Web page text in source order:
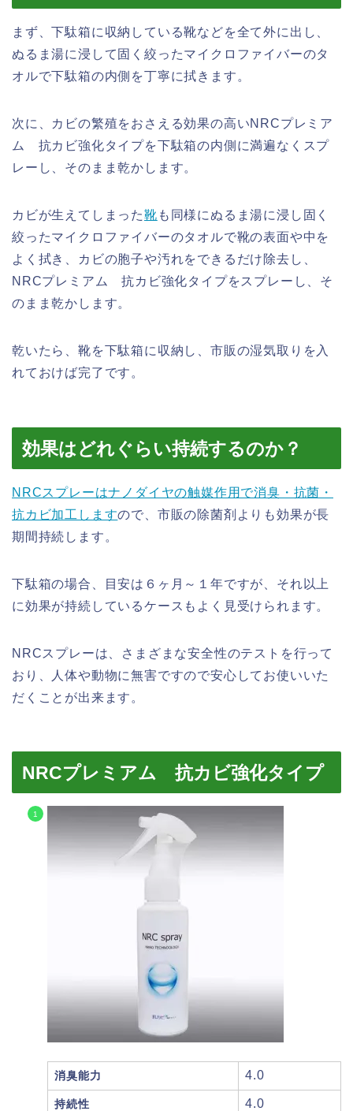
まず、下駄箱に収納している靴などを全て外に出し、
ぬるま湯に浸して固く絞ったマイクロファイバーのタ
オルで下駄箱の内側を丁寧に拭きます。
次に、カビの繁殖をおさえる効果の高いNRCプレミア
ム 抗カビ強化タイプを下駄箱の内側に満遍なくスプ
レーし、そのまま乾かします。
カビが生えてしまった靴 も同様にぬるま湯に浸し固く
絞ったマイクロファイバーのタオルで靴の表面や中を
よく拭き、カビの胞子や汚れをできるだけ除去し、
NRCプレミアム 抗カビ強化タイプをスプレーし、そ
のまま乾かします。
乾いたら、靴を下駄箱に収納し、市販の湿気取りを入
れておけば完了です。
効果はどれぐらい持続するのか？
NRCスプレーはナノダイヤの触媒作用で消臭・抗菌・
抗カビ加工しますので、市販の除菌剤よりも効果が長
期間持続します。
下駄箱の場合、目安は６ヶ月～１年ですが、それ以上
に効果が持続しているケースもよく見受けられます。
NRCスプレーは、さまざまな安全性のテストを行って
おり、人体や動物に無害ですので安心してお使いいた
だくことが出来ます。
NRCプレミアム 抗カビ強化タイプ
消臭能力 4.0
持続性 4.0